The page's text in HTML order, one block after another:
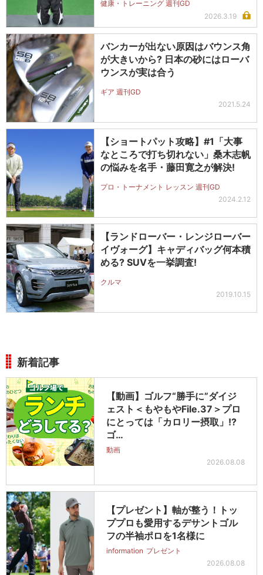
健康・トレーニング 週刊GD
2026.3.19
バンカーが出ない原因はバウンス角
が大きいから? 日本の砂にはローバ
ウンスが実は合う
ギア 週刊GD
2021.5.24
【ショートパット攻略】#1「大事
なところで打ち切れない」桑木志帆
の悩みを名手・藤田寛之が解決!
プロ・トーナメント レッスン 週刊GD
2024.2.12
【ランドローバー・レンジローバー
イヴォーグ】キャディバッグ何本積
める? SUVを一挙調査!
クルマ
2019.10.15
新着記事
【動画】ゴルフ“勝手に”ダイジ
ェスト＜もやもやFile.37＞プロ
にとっては「カロリー摂取」!?
ゴ…
動画
2026.08.08
【プレゼント】軸が整う！トッ
ププロも愛用するデサントゴル
フの半袖ポロを1名様に
information プレゼント
2026.08.08